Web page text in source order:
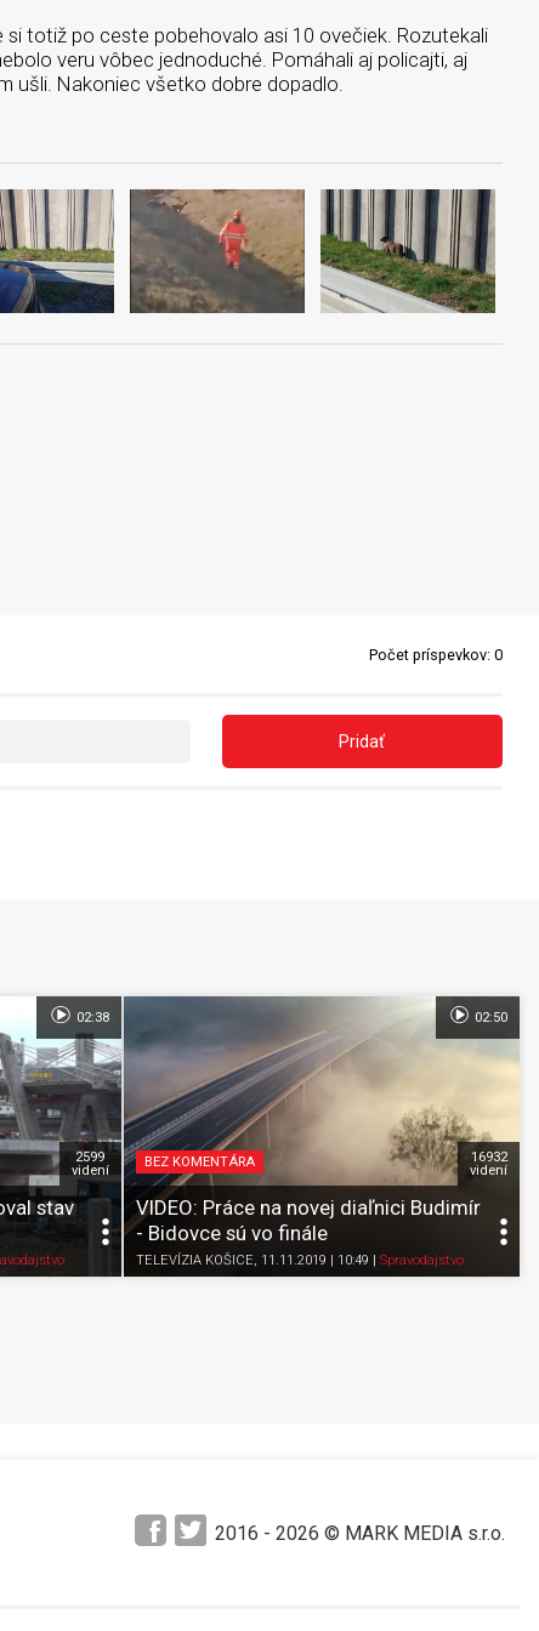
si totiž po ceste pobehovalo asi 10 ovečiek. Rozutekali
veru vôbec jednoduché. Pomáhali aj policajti, aj
ušli. Nakoniec všetko dobre dopadlo.
Počet príspevkov: 0
Pridať
Pozrieť neskôr
stav
Pozrieť neskôr
K obľúbeným
Zdieľať
2599
videní
02:38
BEZ KOMENTÁRA
VIDEO: Práce na novej diaľnici Budimír
- Bidovce sú vo finále
TELEVÍZIA KOŠICE, 11.11.2019 | 10:49 | Spravodajstvo
16932
videní
02:50
2016 - 2026 © MARK MEDIA s.r.o.